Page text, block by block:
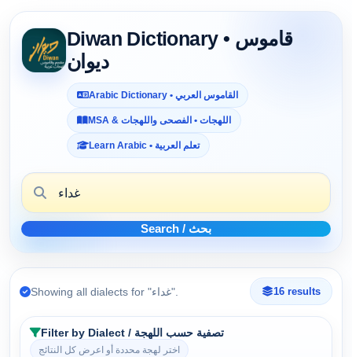
Diwan Dictionary • قاموس
ديوان
Arabic Dictionary • القاموس العربي
MSA & اللهجات • الفصحى واللهجات
Learn Arabic • تعلم العربية
Search / بحث
Showing all dialects for "غداء". 16 results
Filter by Dialect / تصفية حسب اللهجة
اختر لهجة محددة أو اعرض كل النتائج